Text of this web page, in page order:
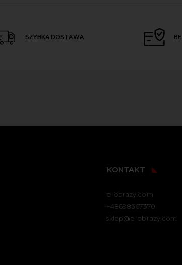
SZYBKA DOSTAWA
KONTAKT
e-obrazy.com
+48698367370
sklep@e-obrazy.com